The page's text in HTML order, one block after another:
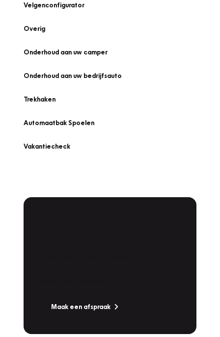
Velgenconfigurator
Overig
Onderhoud aan uw camper
Onderhoud aan uw bedrijfsauto
Trekhaken
Automaatbak Spoelen
Vakantiecheck
Maak een afspraak